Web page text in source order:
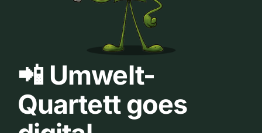
📲 Umwelt-
Quartett goes